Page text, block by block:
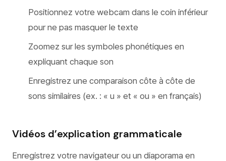
Positionnez votre webcam dans le coin inférieur
pour ne pas masquer le texte
Zoomez sur les symboles phonétiques en
expliquant chaque son
Enregistrez une comparaison côte à côte de
sons similaires (ex. : « u » et « ou » en français)
Vidéos d’explication grammaticale
Enregistrez votre navigateur ou un diaporama en